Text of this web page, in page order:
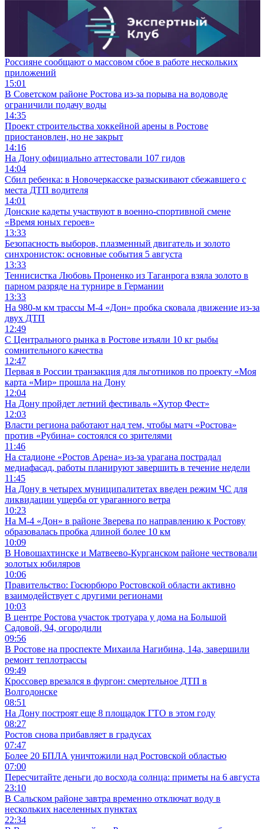
Россияне сообщают о массовом сбое в работе нескольких
приложений
15:01
В Советском районе Ростова из-за порыва на водоводе
ограничили подачу воды
14:35
Проект строительства хоккейной арены в Ростове
приостановлен, но не закрыт
14:16
На Дону официально аттестовали 107 гидов
14:04
Сбил ребенка: в Новочеркасске разыскивают сбежавшего с
места ДТП водителя
14:01
Донские кадеты участвуют в военно-спортивной смене
«Время юных героев»
13:33
Безопасность выборов, плазменный двигатель и золото
синхронисток: основные события 5 августа
13:33
Теннисистка Любовь Проненко из Таганрога взяла золото в
парном разряде на турнире в Германии
13:33
На 980‑м км трассы М‑4 «Дон» пробка сковала движение из-за
двух ДТП
12:49
С Центрального рынка в Ростове изъяли 10 кг рыбы
сомнительного качества
12:47
Первая в России транзакция для льготников по проекту «Моя
карта «Мир» прошла на Дону
12:04
На Дону пройдет летний фестиваль «Хутор Фест»
12:03
Власти региона работают над тем, чтобы матч «Ростова»
против «Рубина» состоялся со зрителями
11:46
На стадионе «Ростов Арена» из-за урагана пострадал
медиафасад, работы планируют завершить в течение недели
11:45
На Дону в четырех муниципалитетах введен режим ЧС для
ликвидации ущерба от ураганного ветра
10:23
На М-4 «Дон» в районе Зверева по направлению к Ростову
образовалась пробка длиной более 10 км
10:09
В Новошахтинске и Матвеево-Курганском районе чествовали
золотых юбиляров
10:06
Правительство: Госюрбюро Ростовской области активно
взаимодействует с другими регионами
10:03
В центре Ростова участок тротуара у дома на Большой
Садовой, 94, огородили
09:56
В Ростове на проспекте Михаила Нагибина, 14а, завершили
ремонт теплотрассы
09:49
Кроссовер врезался в фургон: смертельное ДТП в
Волгодонске
08:51
На Дону построят еще 8 площадок ГТО в этом году
08:27
Ростов снова прибавляет в градусах
07:47
Более 20 БПЛА уничтожили над Ростовской областью
07:00
Пересчитайте деньги до восхода солнца: приметы на 6 августа
23:10
В Сальском районе завтра временно отключат воду в
нескольких населенных пунктах
22:34